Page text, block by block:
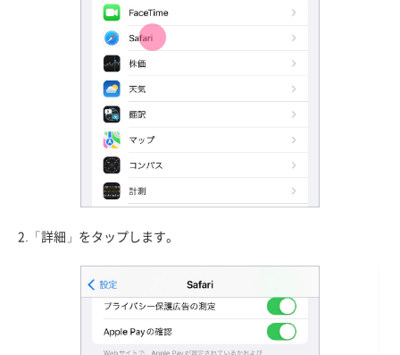
2.「詳細」をタップします。